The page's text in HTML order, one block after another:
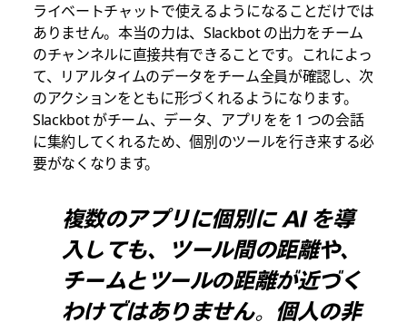
ライベートチャットで使えるようになることだけでは
ありません。本当の力は、Slackbot の出力をチーム
のチャンネルに直接共有できることです。これによっ
て、リアルタイムのデータをチーム全員が確認し、次
のアクションをともに形づくれるようになります。
Slackbot がチーム、データ、アプリをを 1 つの会話
に集約してくれるため、個別のツールを行き来する必
要がなくなります。
複数のアプリに個別に AI を導
入しても、ツール間の距離や、
チームとツールの距離が近づく
わけではありません。個人の非